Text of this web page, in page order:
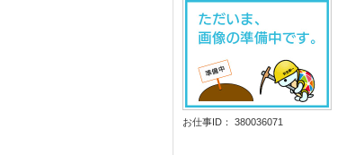
お仕事ID： 380036071